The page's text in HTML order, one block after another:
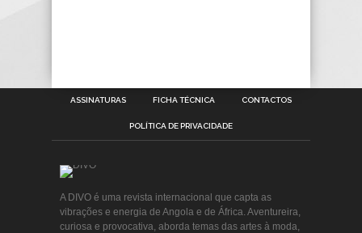
ASSINATURAS FICHA TÉCNICA CONTACTOS
POLÍTICA DE PRIVACIDADE
A DIVO é uma revista internacional que capta as
vibrações e energia de Angola e de África. Aventureira,
curiosa e provocativa, aborda temas das artes à moda,